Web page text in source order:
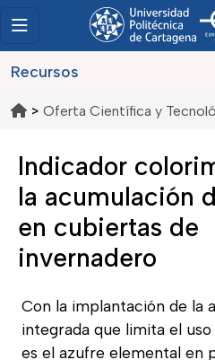
> Oferta Científica y
Recursos
Indicador
la acumulación
en cubiertas de
invernadero
Con la implantación de la
integrada que limita el
es el azufre elemental en